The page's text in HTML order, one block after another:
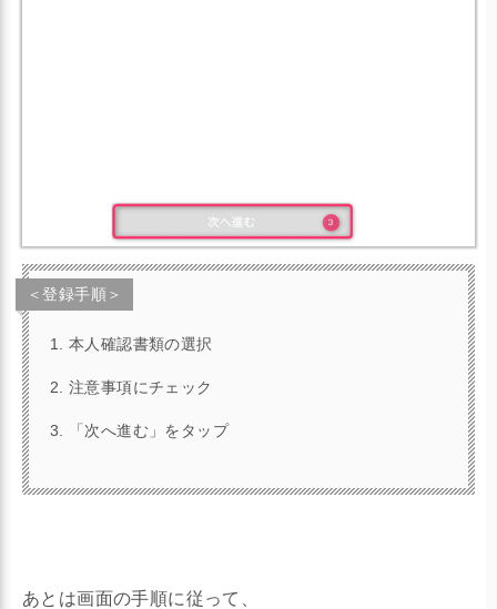
＜登録手順＞
本人確認書類の選択
注意事項にチェック
「次へ進む」をタップ
あとは画面の手順に従って、